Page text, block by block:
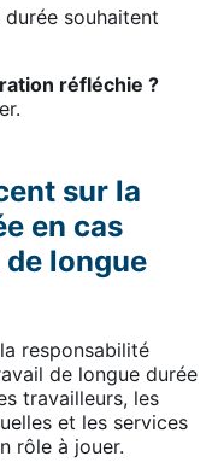
souhaitent
réfléchie ?
sur la
en cas
de longue
responsabilité
de longue durée
travailleurs, les
et les services
rôle à jouer.